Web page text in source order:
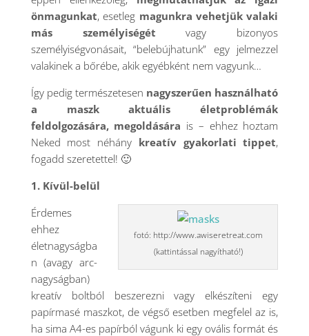
önmagunkat, esetleg magunkra vehetjük valaki
más személyiségét vagy bizonyos
személyiségvonásait, “belebújhatunk” egy jelmezzel
valakinek a bőrébe, akik egyébként nem vagyunk…
Így pedig természetesen nagyszerűen használható
a maszk aktuális életproblémák
feldolgozására, megoldására is – ehhez hoztam
Neked most néhány kreatív gyakorlati tippet,
fogadd szeretettel! 🙂
1. Kívül-belül
fotó: http://www.awiseretreat.com
(kattintással nagyítható!)
Érdemes
ehhez
életnagyságba
n (avagy arc-
nagyságban)
kreatív boltból beszerezni vagy elkészíteni egy
papírmasé maszkot, de végső esetben megfelel az is,
ha sima A4-es papírból vágunk ki egy ovális formát és